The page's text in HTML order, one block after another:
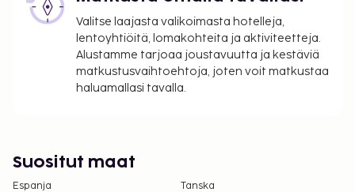
Valitse laajasta valikoimasta hotelleja,
lentoyhtiöitä, lomakohteita ja aktiviteetteja.
Alustamme tarjoaa joustavuutta ja kestäviä
matkustusvaihtoehtoja, joten voit matkustaa
haluamallasi tavalla.
Suositut maat
Espanja
Tanska